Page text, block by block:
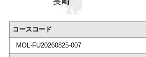
コースコード
MOL-FU20260825-007